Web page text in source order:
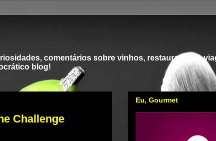
comentários sobre vinhos, restaurantes e
blog!
Challenge
Eu, Gourmet